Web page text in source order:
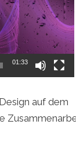
01:33
auf dem